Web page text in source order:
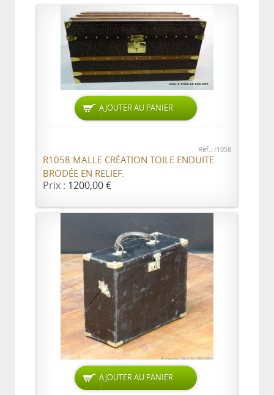
AJOUTER AU PANIER
Réf.: r1058
R1058 MALLE CRÉATION TOILE ENDUITE
BRODÉE EN RELIEF.
Prix : 1200,00 €
AJOUTER AU PANIER